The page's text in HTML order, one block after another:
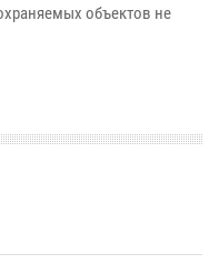
объектов не